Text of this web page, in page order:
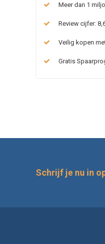
Meer dan 1
Review cijfer:
Veilig kopen
Gratis
Schrijf je nu in